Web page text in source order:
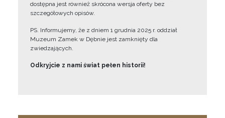
dostępna jest również skrócona wersja oferty bez
szczegółowych opisów.
PS. Informujemy, że z dniem 1 grudnia 2025 r. oddział
Muzeum Zamek w Dębnie jest zamknięty dla
zwiedzających.
Odkryjcie z nami świat pełen historii!